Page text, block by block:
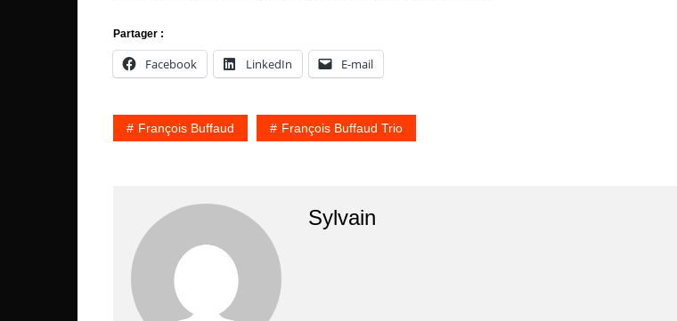
Partager :
Facebook LinkedIn E-mail
François Buffaud François Buffaud Trio
Sylvain